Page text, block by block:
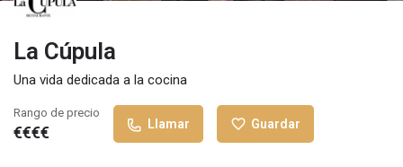
La Cúpula
Una vida dedicada a la cocina
Rango de precio
€€€€ Llamar Guardar